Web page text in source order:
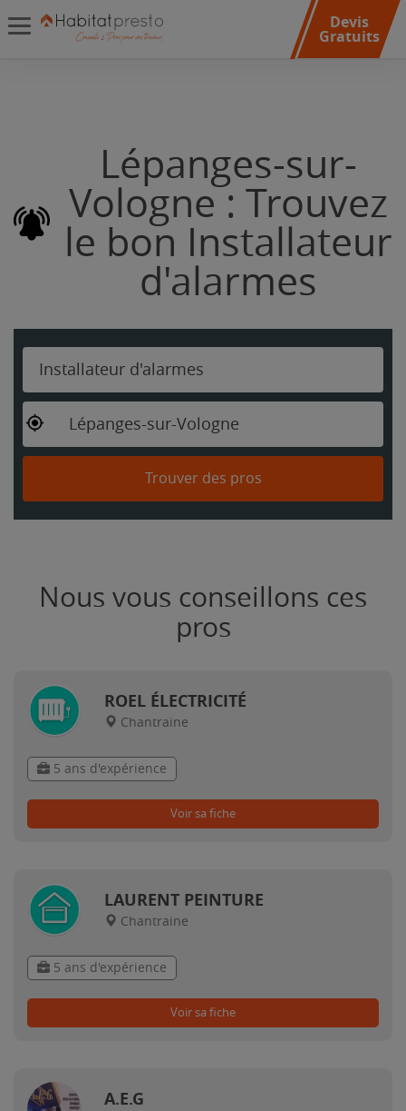
Devis
Gratuits
Lépanges-sur-
Vologne : Trouvez
le bon Installateur
d'alarmes
Installateur d'alarmes
Lépanges-sur-Vologne
Trouver des pros
Nous vous conseillons ces
pros
ROEL ÉLECTRICITÉ
Chantraine
5 ans d'expérience
Voir sa fiche
LAURENT PEINTURE
Chantraine
5 ans d'expérience
Voir sa fiche
A.E.G